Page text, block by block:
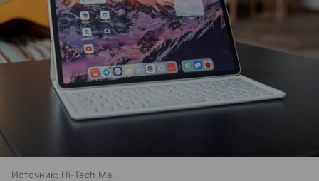
Источник: Hi-Tech Mail